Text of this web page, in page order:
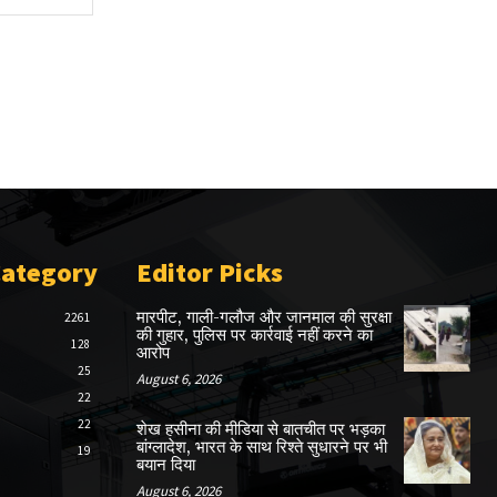
2261
128
25
22
22
19
Editor Picks
मारपीट, गाली-गलौज और जानमाल की सुरक्षा
की गुहार, पुलिस पर कार्रवाई नहीं करने का
आरोप
August 6, 2026
शेख हसीना की मीडिया से बातचीत पर भड़का
बांग्लादेश, भारत के साथ रिश्ते सुधारने पर भी
बयान दिया
August 6, 2026